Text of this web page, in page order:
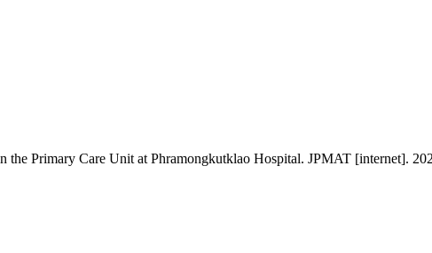
the Primary Care Unit at Phramongkutklao Hospital. JPMAT [internet].